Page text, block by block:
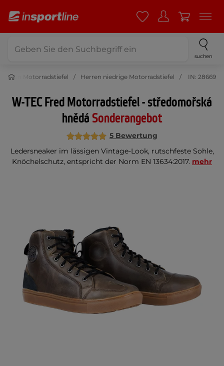
suchen
Herren Motorradstiefel Herren niedrige Motorradstiefel IN: 28669
W-TEC Fred Motorradstiefel - středomořská
hnědáSonderangebot
5 Bewertung
Ledersneaker im lässigen Vintage-Look, rutschfeste Sohle,
Knöchelschutz, entspricht der Norm EN 13634:2017. mehr